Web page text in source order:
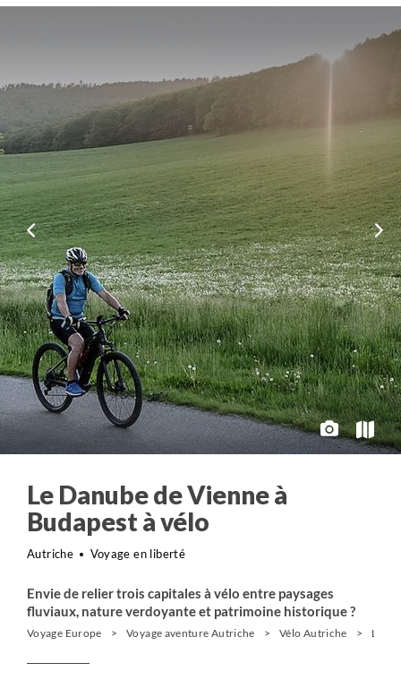
Le Danube de Vienne à
Budapest à vélo
Autriche Voyage en liberté
Envie de relier trois capitales à vélo entre paysages
fluviaux, nature verdoyante et patrimoine historique ?
Voyage Europe Voyage aventure Autriche Vélo Autriche Le